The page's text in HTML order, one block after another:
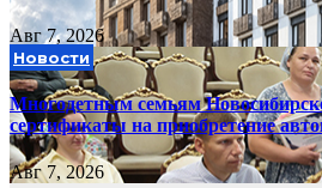
Авг 7, 2026
Новости
Многодетным семьям
сертификаты на приобретение
Авг 7, 2026